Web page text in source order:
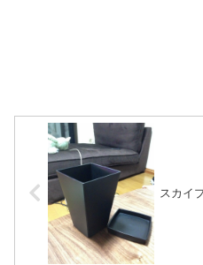
スカイ